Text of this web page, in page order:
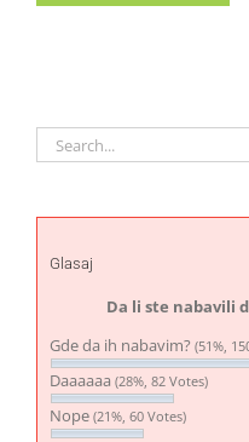
Search
for:
Glasaj
Da li ste nabavili
Gde da ih nabavim? (51%,
Daaaaaa (28%, 82 Votes)
Nope (21%, 60 Votes)